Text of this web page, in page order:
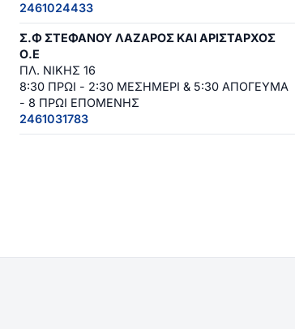
2461024433
Σ.Φ ΣΤΕΦΑΝΟΥ ΛΑΖΑΡΟΣ ΚΑΙ ΑΡΙΣΤΑΡΧΟΣ
Ο.Ε
ΠΛ. ΝΙΚΗΣ 16
8:30 ΠΡΩΙ - 2:30 ΜΕΣΗΜΕΡΙ & 5:30 ΑΠΟΓΕΥΜΑ
- 8 ΠΡΩΙ ΕΠΟΜΕΝΗΣ
2461031783